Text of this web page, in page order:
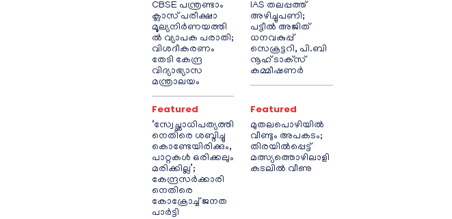
CBSE പന്ത്രണ്ടാം
ക്ലാസ് പരീക്ഷാ
മൂല്യനിർണയത്തി
ൽ വ്യാപക പരാതി;
വിശദീകരണം
തേടി കേന്ദ്ര
വിദ്യാഭ്യാസ
മന്ത്രാലയം
IAS തലപ്പത്ത്
അഴിച്ചുപണി;
പട്ടീല്‍ അജിത്
ധനവകുപ്പ്
സെക്രട്ടറി, പി.ബി
നൂഹ് ടാക്‌സ്
കമ്മീഷണര്‍
Featured
‘സ്വേച്ഛാധിപത്യത്തി
നെതിരെ ശബ്ദിച്ചു
കൊണ്ടേയിരിക്കും,
പാറ്റകൾ ഒരിക്കലും
മരിക്കില്ല’;
കേന്ദ്രസർക്കാരി
നെതിരെ
കോക്രോച്ച് ജനത
പാർട്ടി
Featured
മുതലപൊഴിയിൽ
വീണ്ടും അപകടം;
തിരയിൽപ്പെട്ട്
മത്സ്യത്തൊഴിലാളി
കടലിൽ വീണു